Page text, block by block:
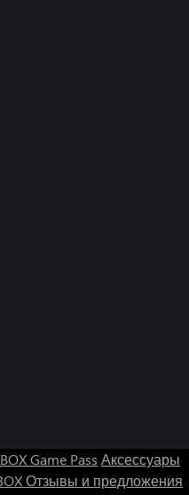
Game Pass Аксессуары
Отзывы и предложения